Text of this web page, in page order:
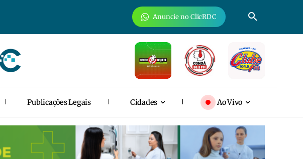
Anuncie no ClicRDC
Publicações Legais Cidades Ao Vivo